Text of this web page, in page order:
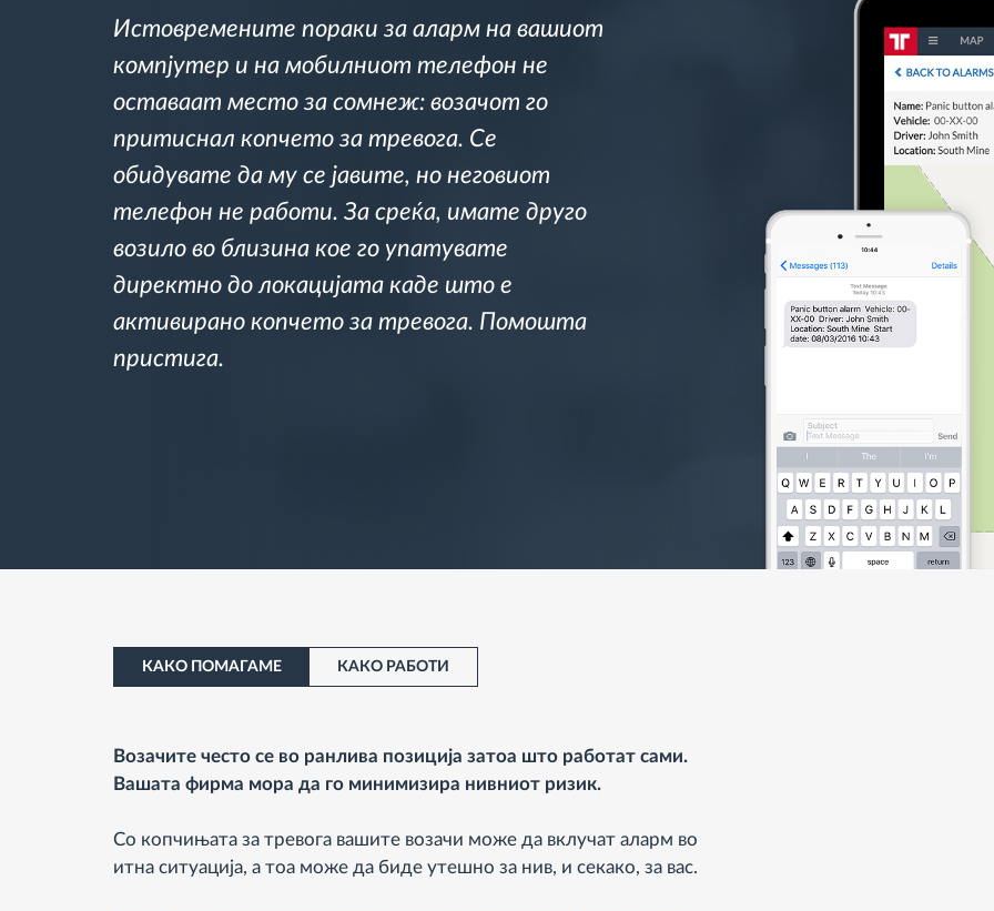
Контрола на пристап
Планирање и следење на рутите
Автоматска идентификација на
возачите
Откријте ги сите можности
Истовремените пораки за аларм на вашиот
компјутер и на мобилниот телефон не
оставаат место за сомнеж: возачот го
притиснал копчето за тревога. Се
обидувате да му се јавите, но неговиот
телефон не работи. За среќа, имате друго
возило во близина кое го упатувате
директно до локацијата каде што е
активирано копчето за тревога. Помошта
пристига.
КАКО ПОМАГАМЕ КАКО РАБОТИ
Возачите често се во ранлива позиција затоа што работат сами.
Вашата фирма мора да го минимизира нивниот ризик.
Со копчињата за тревога вашите возачи може да вклучат аларм во
итна ситуација, а тоа може да биде утешно за нив, и секако, за вас.